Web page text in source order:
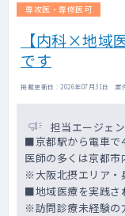
専攻医・専修医可
【内科×地域
です
掲載更新日 : 2026年07月31日 案
担当エージェ
■京都駅から電車で
医師の多くは京都市
※大阪北摂エリア・
■地域医療を実践さ
※訪問診療未経験の